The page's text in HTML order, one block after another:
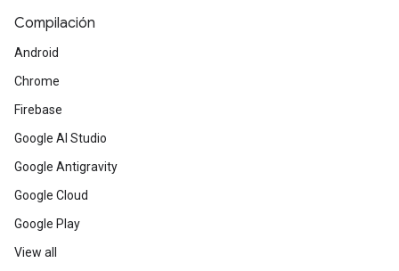
Compilación
Android
Chrome
Firebase
Google AI Studio
Google Antigravity
Google Cloud
Google Play
View all